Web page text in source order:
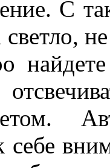
С
светло,
себе